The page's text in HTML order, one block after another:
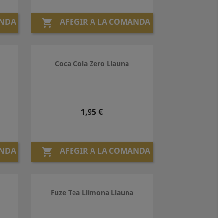
 AFEGIR A LA COMANDA
Coca Cola Zero Llauna
Preu
1,95 €
 AFEGIR A LA COMANDA
Fuze Tea Llimona Llauna